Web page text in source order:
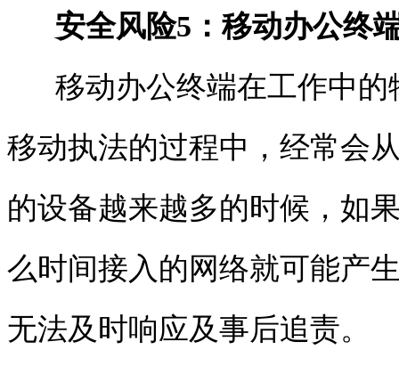
安全风险5 ：移动办公终
移动办公终端在工作中的
移动执法的过程中，经常会
的设备越来越多的时候，如
么时间接入的网络就可能产
无法及时响应及事后追责。